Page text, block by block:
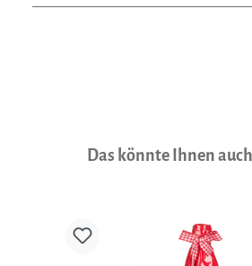
Das könnte Ihnen